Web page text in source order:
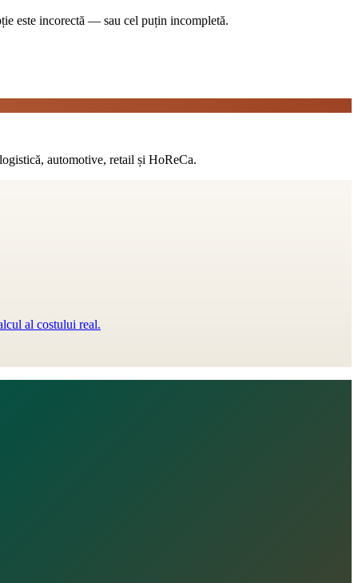
este incorectă — sau cel puțin incompletă.
automotive, retail și HoReCa.
al costului real.